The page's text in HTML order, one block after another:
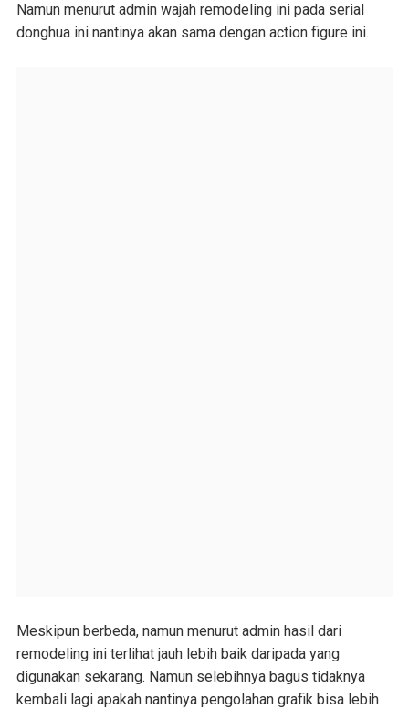
Namun menurut admin wajah remodeling ini pada serial
donghua ini nantinya akan sama dengan action figure ini.
Meskipun berbeda, namun menurut admin hasil dari
remodeling ini terlihat jauh lebih baik daripada yang
digunakan sekarang. Namun selebihnya bagus tidaknya
kembali lagi apakah nantinya pengolahan grafik bisa lebih